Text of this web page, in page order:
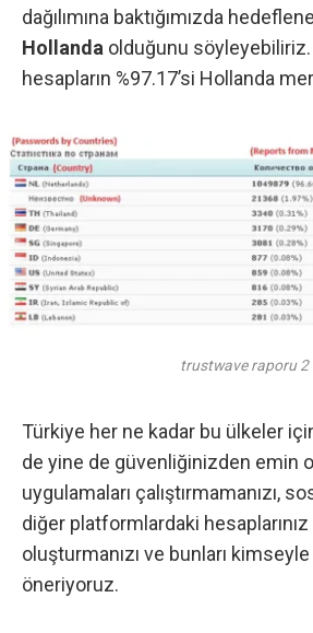
dağılımına baktığımızda
Hollanda olduğunu söyleyebiliriz.
hesapların %97.17’si Hollanda
trustwave raporu 2
Türkiye her ne kadar bu ülkeler
de yine de güvenliğinizden emin
uygulamaları çalıştırmamanızı,
diğer platformlardaki
oluşturmanızı ve bunları kimseyle
öneriyoruz.